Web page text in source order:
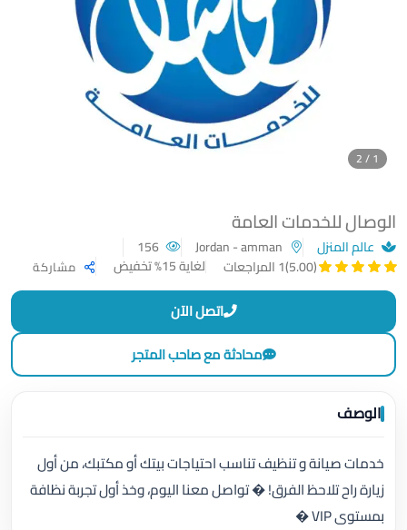
الوصال للخدمات العامة
عالم المنزل
(5.00)
1 المراجعات لغاية 15% تخفيض مشاركة
1 / 2
اتصل الآن
محادثة مع صاحب المتجر
الوصف
خدمات صيانة و تنظيف تناسب احتياجات بيتك أو مكتبك، من أول
زيارة راح تلاحظ الفرق! � تواصل معنا اليوم، وخذ أول تجربة نظافة
بمستوى VIP �